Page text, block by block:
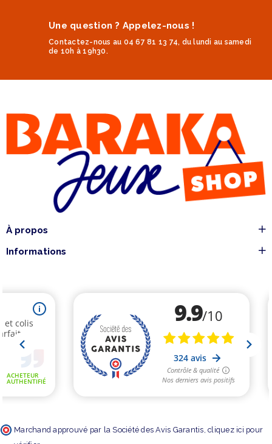
Une question ? Appelez-nous !
Contactez-nous au 04 67 81 13 74, du lundi au samedi
de 10h à 19h30.
À propos
Informations
Marchand approuvé par la Société des Avis Garantis, cliquez ici pour